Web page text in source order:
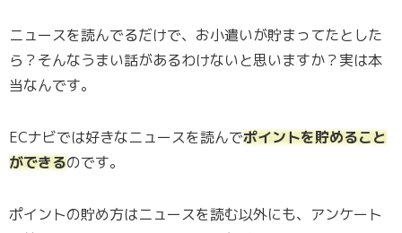
ニュースを読んでるだけで、お小遣いが貯まってたとした
ら？そんなうまい話があるわけないと思いますか？実は本
当なんです。
ECナビでは好きなニュースを読んでポイントを貯めること
ができるのです。
ポイントの貯め方はニュースを読む以外にも、アンケート